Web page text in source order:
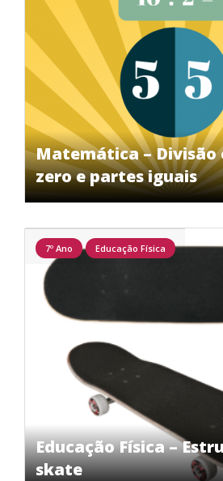
Matemática – Divisão
zero e partes iguais
Educação Física –
skate
7º Ano Educação Física